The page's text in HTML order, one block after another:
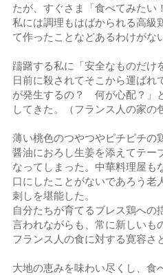
たが、すぐさま「食べてみたい
私には調理もはばかられる高級
て作ったことなどあるわけがな
躊躇する私に「安全なものだけ
日前に殺されてそこから運ばれ
が発生するの？ 何が心配？」
してきた。（フランス人の家の
薄い桃色のつやつやピチピチの
醤油におろし生姜を添えてテー
なってしまった。中華料理屋も
口にしたことがないであろう老
刺しを堪能した。
自分たちが育てるブレス鶏への
言われながらも、常に新しいも
フランス人の食に対する寛容さ
大地の恵みを味わい尽くし、食